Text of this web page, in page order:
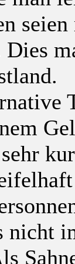
Dies
nicht